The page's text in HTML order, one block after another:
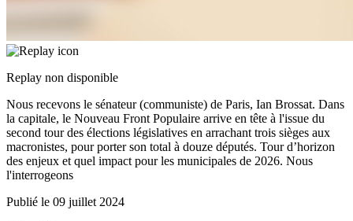
Replay non disponible
Nous recevons le sénateur (communiste) de Paris, Ian Brossat. Dans
la capitale, le Nouveau Front Populaire arrive en tête à l'issue du
second tour des élections législatives en arrachant trois sièges aux
macronistes, pour porter son total à douze députés. Tour d’horizon
des enjeux et quel impact pour les municipales de 2026. Nous
l'interrogeons
Publié le 09 juillet 2024